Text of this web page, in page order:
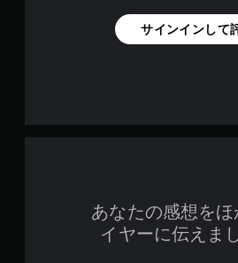
サインインして
あなたの感想をほ
イヤーに伝えま